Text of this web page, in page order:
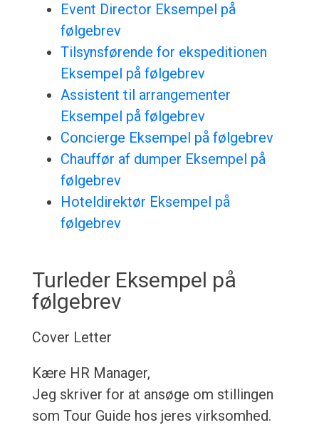
Event Director Eksempel på
følgebrev
Tilsynsførende for ekspeditionen
Eksempel på følgebrev
Assistent til arrangementer
Eksempel på følgebrev
Concierge Eksempel på følgebrev
Chauffør af dumper Eksempel på
følgebrev
Hoteldirektør Eksempel på
følgebrev
Turleder Eksempel på
følgebrev
Cover Letter
Kære HR Manager,
Jeg skriver for at ansøge om stillingen
som Tour Guide hos jeres virksomhed.